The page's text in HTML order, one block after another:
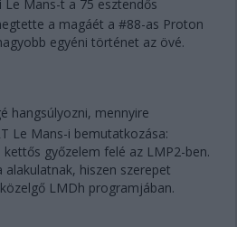
Le Mans-t a 75 esztendős
a magáét a #88-as Proton
egyéni történet az övé.
hangsúlyozni, mennyire
Le Mans-i bemutatkozása:
győzelem felé az LMP2-ben.
hiszen szerepet
LMDh programjában.